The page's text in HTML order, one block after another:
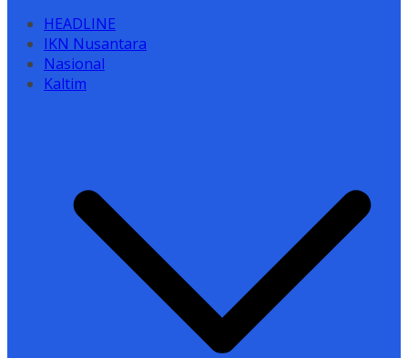
HEADLINE
IKN Nusantara
Nasional
Kaltim